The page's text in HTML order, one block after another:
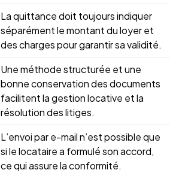
La quittance doit toujours indiquer
séparément le montant du loyer et
des charges pour garantir sa validité.
Une méthode structurée et une
bonne conservation des documents
facilitent la gestion locative et la
résolution des litiges.
L’envoi par e-mail n’est possible que
si le locataire a formulé son accord,
ce qui assure la conformité.